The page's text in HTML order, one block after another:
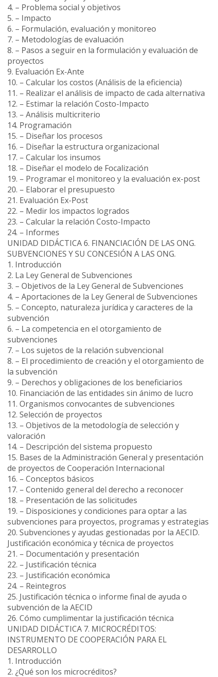
4. – Problema social y objetivos
5. – Impacto
6. – Formulación, evaluación y monitoreo
7. – Metodologías de evaluación
8. – Pasos a seguir en la formulación y evaluación de
proyectos
9. Evaluación Ex-Ante
10. – Calcular los costos (Análisis de la eficiencia)
11. – Realizar el análisis de impacto de cada alternativa
12. – Estimar la relación Costo-Impacto
13. – Análisis multicriterio
14. Programación
15. – Diseñar los procesos
16. – Diseñar la estructura organizacional
17. – Calcular los insumos
18. – Diseñar el modelo de Focalización
19. – Programar el monitoreo y la evaluación ex-post
20. – Elaborar el presupuesto
21. Evaluación Ex-Post
22. – Medir los impactos logrados
23. – Calcular la relación Costo-Impacto
24. – Informes
UNIDAD DIDÁCTICA 6. FINANCIACIÓN DE LAS ONG.
SUBVENCIONES Y SU CONCESIÓN A LAS ONG.
1. Introducción
2. La Ley General de Subvenciones
3. – Objetivos de la Ley General de Subvenciones
4. – Aportaciones de la Ley General de Subvenciones
5. – Concepto, naturaleza jurídica y caracteres de la
subvención
6. – La competencia en el otorgamiento de
subvenciones
7. – Los sujetos de la relación subvencional
8. – El procedimiento de creación y el otorgamiento de
la subvención
9. – Derechos y obligaciones de los beneficiarios
10. Financiación de las entidades sin ánimo de lucro
11. Organismos convocantes de subvenciones
12. Selección de proyectos
13. – Objetivos de la metodología de selección y
valoración
14. – Descripción del sistema propuesto
15. Bases de la Administración General y presentación
de proyectos de Cooperación Internacional
16. – Conceptos básicos
17. – Contenido general del derecho a reconocer
18. – Presentación de las solicitudes
19. – Disposiciones y condiciones para optar a las
subvenciones para proyectos, programas y estrategias
20. Subvenciones y ayudas gestionadas por la AECID.
Justificación económica y técnica de proyectos
21. – Documentación y presentación
22. – Justificación técnica
23. – Justificación económica
24. – Reintegros
25. Justificación técnica o informe final de ayuda o
subvención de la AECID
26. Cómo cumplimentar la justificación técnica
UNIDAD DIDÁCTICA 7. MICROCRÉDITOS:
INSTRUMENTO DE COOPERACIÓN PARA EL
DESARROLLO
1. Introducción
2. ¿Qué son los microcréditos?